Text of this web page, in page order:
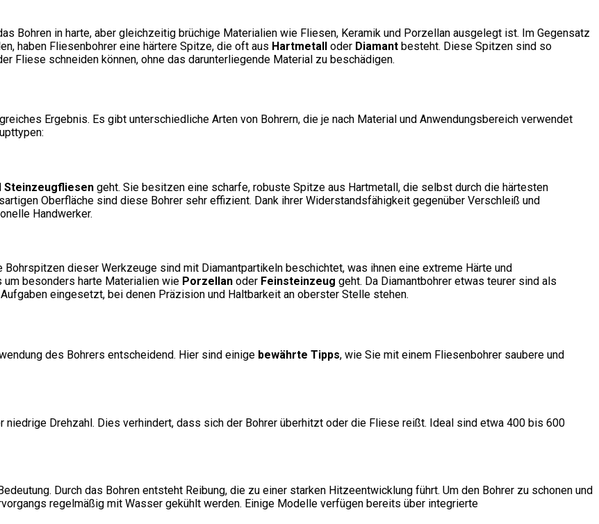
Bohren in harte, aber gleichzeitig brüchige Materialien wie Fliesen, Keramik und Porzellan ausgelegt ist. Im Gegensatz
haben Fliesenbohrer eine härtere Spitze, die oft aus Hartmetall oder Diamant besteht. Diese Spitzen sind so
Fliese schneiden können, ohne das darunterliegende Material zu beschädigen.
Ergebnis. Es gibt unterschiedliche Arten von Bohrern, die je nach Material und Anwendungsbereich verwendet
Steinzeugfliesen geht. Sie besitzen eine scharfe, robuste Spitze aus Hartmetall, die selbst durch die härtesten
Oberfläche sind diese Bohrer sehr effizient. Dank ihrer Widerstandsfähigkeit gegenüber Verschleiß und
Handwerker.
dieser Werkzeuge sind mit Diamantpartikeln beschichtet, was ihnen eine extreme Härte und
besonders harte Materialien wie Porzellan oder Feinsteinzeug geht. Da Diamantbohrer etwas teurer sind als
eingesetzt, bei denen Präzision und Haltbarkeit an oberster Stelle stehen.
des Bohrers entscheidend. Hier sind einige bewährte Tipps, wie Sie mit einem Fliesenbohrer saubere und
niedrige Drehzahl. Dies verhindert, dass sich der Bohrer überhitzt oder die Fliese reißt. Ideal sind etwa 400 bis 600
Durch das Bohren entsteht Reibung, die zu einer starken Hitzeentwicklung führt. Um den Bohrer zu schonen und
regelmäßig mit Wasser gekühlt werden. Einige Modelle verfügen bereits über integrierte